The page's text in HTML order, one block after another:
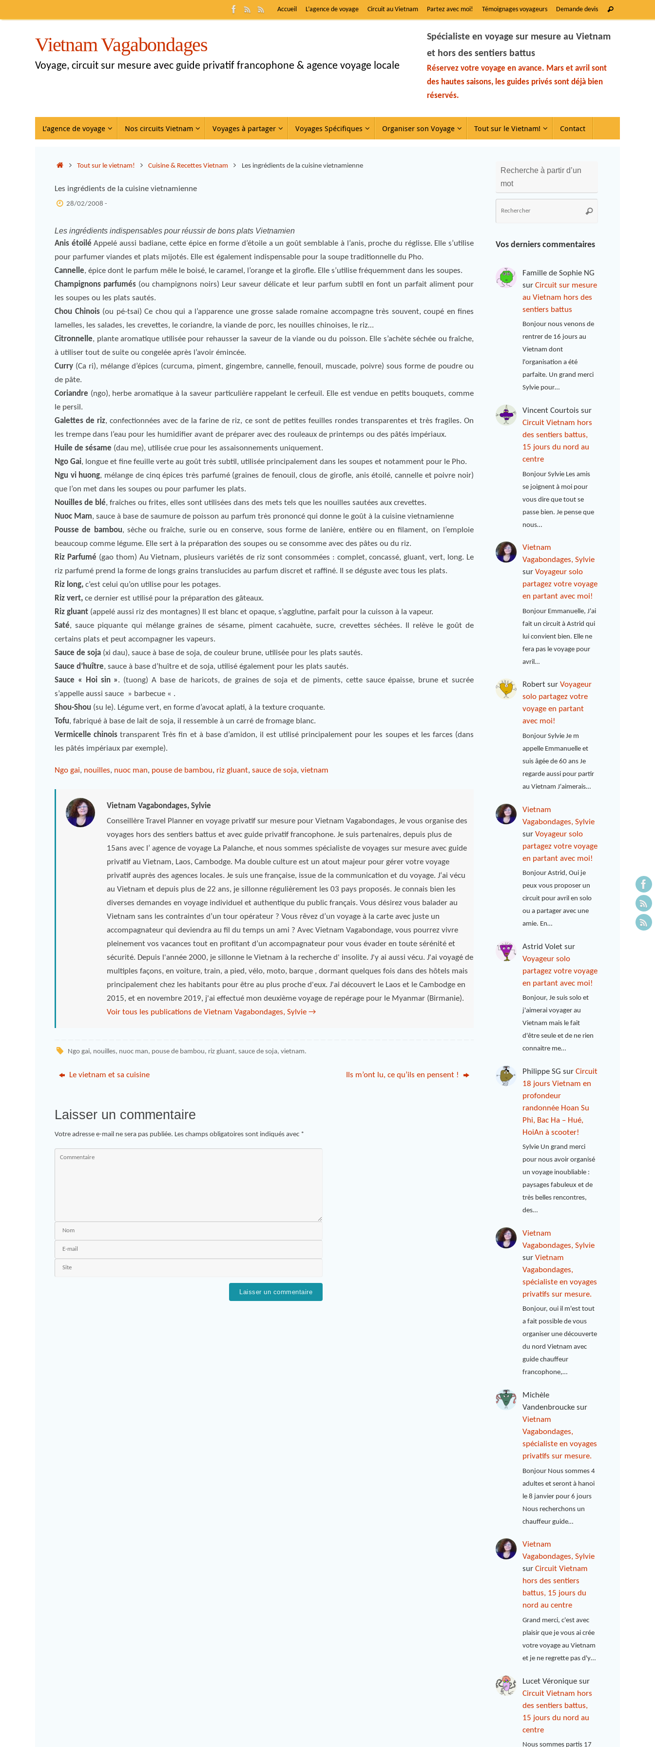
Accueil L’agence de voyage Circuit au Vietnam Partez avec moi! Témoignages voyageurs Demande devis
Vietnam Vagabondages
Voyage, circuit sur mesure avec guide privatif francophone & agence voyage locale
Spécialiste en voyage sur mesure au Vietnam
et hors des sentiers battus
Réservez votre voyage en avance. Mars et avril sont
des hautes saisons, les guides privés sont déjà bien
réservés.
L’agence de voyage Nos circuits Vietnam Voyages à partager Voyages Spécifiques Organiser son Voyage Tout sur le Vietnam! Contact
Tout sur le vietnam! Cuisine & Recettes Vietnam Les ingrédients de la cuisine vietnamienne
Les ingrédients de la cuisine vietnamienne
28/02/2008 -
Les ingrédients indispensables pour réussir de bons plats Vietnamien
Anis étoilé Appelé aussi badiane, cette épice en forme d’étoile a un goût semblable à l’anis, proche du réglisse. Elle s’utilise
pour parfumer viandes et plats mijotés. Elle est également indispensable pour la soupe traditionnelle du Pho.
Cannelle, épice dont le parfum mêle le boisé, le caramel, l’orange et la girofle. Elle s’utilise fréquemment dans les soupes.
Champignons parfumés (ou champignons noirs) Leur saveur délicate et leur parfum subtil en font un parfait aliment pour
les soupes ou les plats sautés.
Chou Chinois(ou pé-tsai) Ce chou qui a l’apparence une grosse salade romaine accompagne très souvent, coupé en fines
lamelles, les salades, les crevettes, le coriandre, la viande de porc, les nouilles chinoises, le riz…
Citronnelle, plante aromatique utilisée pour rehausser la saveur de la viande ou du poisson. Elle s’achète séchée ou fraîche,
à utiliser tout de suite ou congelée après l’avoir émincée.
Curry (Ca ri), mélange d’épices (curcuma, piment, gingembre, cannelle, fenouil, muscade, poivre) sous forme de poudre ou
de pâte.
Coriandre (ngo), herbe aromatique à la saveur particulière rappelant le cerfeuil. Elle est vendue en petits bouquets, comme
le persil.
Galettes de riz, confectionnées avec de la farine de riz, ce sont de petites feuilles rondes transparentes et très fragiles. On
les trempe dans l’eau pour les humidifier avant de préparer avec des rouleaux de printemps ou des pâtés impériaux.
Huile de sésame (dau me), utilisée crue pour les assaisonnements uniquement.
Ngo Gai, longue et fine feuille verte au goût très subtil, utilisée principalement dans les soupes et notamment pour le Pho.
Ngu vi huong, mélange de cinq épices très parfumé (graines de fenouil, clous de girofle, anis étoilé, cannelle et poivre noir)
que l’on met dans les soupes ou pour parfumer les plats.
Nouilles de blé, fraîches ou frites, elles sont utilisées dans des mets tels que les nouilles sautées aux crevettes.
Nuoc Mam, sauce à base de saumure de poisson au parfum très prononcé qui donne le goût à la cuisine vietnamienne
Pousse de bambou, sèche ou fraîche, surie ou en conserve, sous forme de lanière, entière ou en filament, on l’emploie
beaucoup comme légume. Elle sert à la préparation des soupes ou se consomme avec des pâtes ou du riz.
Riz Parfumé (gao thom) Au Vietnam, plusieurs variétés de riz sont consommées : complet, concassé, gluant, vert, long. Le
riz parfumé prend la forme de longs grains translucides au parfum discret et raffiné. Il se déguste avec tous les plats.
Riz long, c’est celui qu’on utilise pour les potages.
Riz vert, ce dernier est utilisé pour la préparation des gâteaux.
Riz gluant (appelé aussi riz des montagnes) Il est blanc et opaque, s’agglutine, parfait pour la cuisson à la vapeur.
Saté, sauce piquante qui mélange graines de sésame, piment cacahuète, sucre, crevettes séchées. Il relève le goût de
certains plats et peut accompagner les vapeurs.
Sauce de soja (xi dau), sauce à base de soja, de couleur brune, utilisée pour les plats sautés.
Sauce d’huître, sauce à base d’huître et de soja, utilisé également pour les plats sautés.
Sauce « Hoi sin ». (tuong) A base de haricots, de graines de soja et de piments, cette sauce épaisse, brune et sucrée
s’appelle aussi sauce » barbecue « .
Shou-Shou (su le). Légume vert, en forme d’avocat aplati, à la texture croquante.
Tofu, fabriqué à base de lait de soja, il ressemble à un carré de fromage blanc.
Vermicelle chinois transparent Très fin et à base d’amidon, il est utilisé principalement pour les soupes et les farces (dans
les pâtés impériaux par exemple).
Ngo gai, nouilles, nuoc man, pouse de bambou, riz gluant, sauce de soja, vietnam
Vietnam Vagabondages, Sylvie
Conseillère Travel Planner en voyage privatif sur mesure pour Vietnam Vagabondages, Je vous organise des
voyages hors des sentiers battus et avec guide privatif francophone. Je suis partenaires, depuis plus de
15ans avec l’ agence de voyage La Palanche, et nous sommes spécialiste de voyages sur mesure avec guide
privatif au Vietnam, Laos, Cambodge. Ma double culture est un atout majeur pour gérer votre voyage
privatif auprès des agences locales. Je suis une française, issue de la communication et du voyage. J‘ai vécu
au Vietnam et depuis plus de 22 ans, je sillonne régulièrement les 03 pays proposés. Je connais bien les
diverses demandes en voyage individuel et authentique du public français. Vous désirez vous balader au
Vietnam sans les contraintes d’un tour opérateur ? Vous rêvez d’un voyage à la carte avec juste un
accompagnateur qui deviendra au fil du temps un ami ? Avec Vietnam Vagabondage, vous pourrez vivre
pleinement vos vacances tout en profitant d’un accompagnateur pour vous évader en toute sérénité et
sécurité. Depuis l'année 2000, je sillonne le Vietnam à la recherche d' insolite. J'y ai aussi vécu. J'ai voyagé de
multiples façons, en voiture, train, a pied, vélo, moto, barque , dormant quelques fois dans des hôtels mais
principalement chez les habitants pour être au plus proche d'eux. J'ai découvert le Laos et le Cambodge en
2015, et en novembre 2019, j'ai effectué mon deuxième voyage de repérage pour le Myanmar (Birmanie).
Voir tous les publications de Vietnam Vagabondages, Sylvie →
Ngo gai, nouilles, nuoc man, pouse de bambou, riz gluant,sauce de soja,vietnam.
Le vietnam et sa cuisine Ils m’ont lu, ce qu’ils en pensent !
Laisser un commentaire
Votre adresse e-mail ne sera pas publiée. Les champs obligatoires sont indiqués avec *
Recherche à partir d’un
mot
Vos derniers commentaires
Famille de Sophie NG
surCircuit sur mesure
au Vietnam hors des
sentiers battus
Bonjour nous venons de
rentrer de 16 jours au
Vietnam dont
l'organisation a été
parfaite. Un grand merci
Sylvie pour…
Vincent Courtois sur
Circuit Vietnam hors
des sentiers battus,
15 jours du nord au
centre
Bonjour Sylvie Les amis
se joignent à moi pour
vous dire que tout se
passe bien. Je pense que
nous…
Vietnam
Vagabondages, Sylvie
surVoyageur solo
partagez votre voyage
en partant avec moi!
Bonjour Emmanuelle, J'ai
fait un circuit à Astrid qui
lui convient bien. Elle ne
fera pas le voyage pour
avril…
Robert surVoyageur
solo partagez votre
voyage en partant
avec moi!
Bonjour Sylvie Je m
appelle Emmanuelle et
suis âgée de 60 ans Je
regarde aussi pour partir
au Vietnam J'aimerais…
Vietnam
Vagabondages, Sylvie
surVoyageur solo
partagez votre voyage
en partant avec moi!
Bonjour Astrid, Oui je
peux vous proposer un
circuit pour avril en solo
ou a partager avec une
amie. En…
Astrid Volet sur
Voyageur solo
partagez votre voyage
en partant avec moi!
Bonjour, Je suis solo et
j'aimerai voyager au
Vietnam mais le fait
d'être seule et de ne rien
connaitre me…
Philippe SG surCircuit
18 jours Vietnam en
profondeur
randonnée Hoan Su
Phi, Bac Ha – Hué,
HoiAn à scooter!
Sylvie Un grand merci
pour nous avoir organisé
un voyage inoubliable :
paysages fabuleux et de
très belles rencontres,
des…
Vietnam
Vagabondages, Sylvie
surVietnam
Vagabondages,
spécialiste en voyages
privatifs sur mesure.
Bonjour, oui il m'est tout
a fait possible de vous
organiser une découverte
du nord Vietnam avec
guide chauffeur
francophone,…
Michèle
Vandenbroucke sur
Vietnam
Vagabondages,
spécialiste en voyages
privatifs sur mesure.
Bonjour Nous sommes 4
adultes et seront à hanoi
le 8 janvier pour 6 jours
Nous recherchons un
chauffeur guide…
Vietnam
Vagabondages, Sylvie
surCircuit Vietnam
hors des sentiers
battus, 15 jours du
nord au centre
Grand merci, c'est avec
plaisir que je vous ai crée
votre voyage au Vietnam
et je ne regrette pas d'y…
Lucet Véronique sur
Circuit Vietnam hors
des sentiers battus,
15 jours du nord au
centre
Nous sommes partis 17